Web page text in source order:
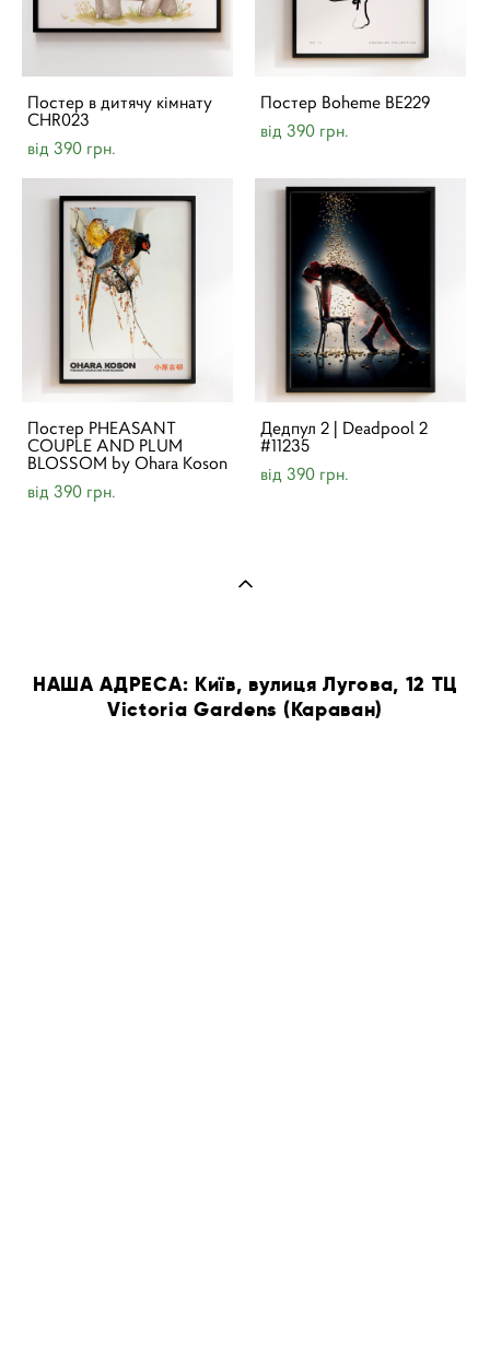
Постер в дитячу кімнату
CHR023
від 390 грн.
Постер Boheme BE229
від 390 грн.
Постер PHEASANT
COUPLE AND PLUM
BLOSSOM by Ohara Koson
від 390 грн.
Дедпул 2 | Deadpool 2
#11235
від 390 грн.
НАША АДРЕСА: Київ, вулиця Лугова, 12 ТЦ
Victoria Gardens (Караван)